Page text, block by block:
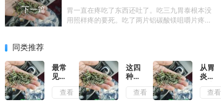
下一篇
胃一直在疼吃了东西还吐了。吃三九胃泰根本没
用照样疼的要死。吃了两片铝碳酸镁咀嚼片疼痛
同类推荐
最常
见的
4种
查看
这四
种胃
病小
心拖
查看
从胃
炎到
胃癌
的发
查看